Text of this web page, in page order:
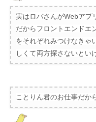
実はロバさんがWebアプ
だからフロントエンドエ
をそれぞれみつけなきゃ
しくて両方探さないとい
ことりん君のお仕事だか